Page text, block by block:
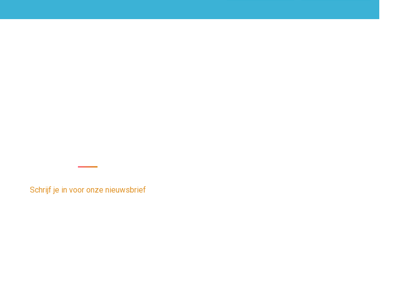
Schrijf je in voor onze nieuwsbrief